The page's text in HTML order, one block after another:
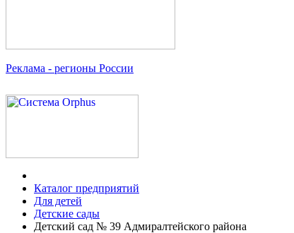
Реклама - регионы России
Каталог предприятий
Для детей
Детские сады
Детский сад № 39 Адмиралтейского района